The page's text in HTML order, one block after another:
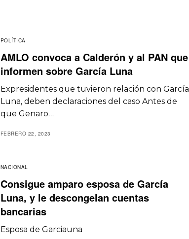
POLÍTICA
AMLO convoca a Calderón y al PAN que
informen sobre García Luna
Expresidentes que tuvieron relación con García
Luna, deben declaraciones del caso Antes de
que Genaro…
FEBRERO 22, 2023
NACIONAL
Consigue amparo esposa de García
Luna, y le descongelan cuentas
bancarias
Esposa de Garciauna